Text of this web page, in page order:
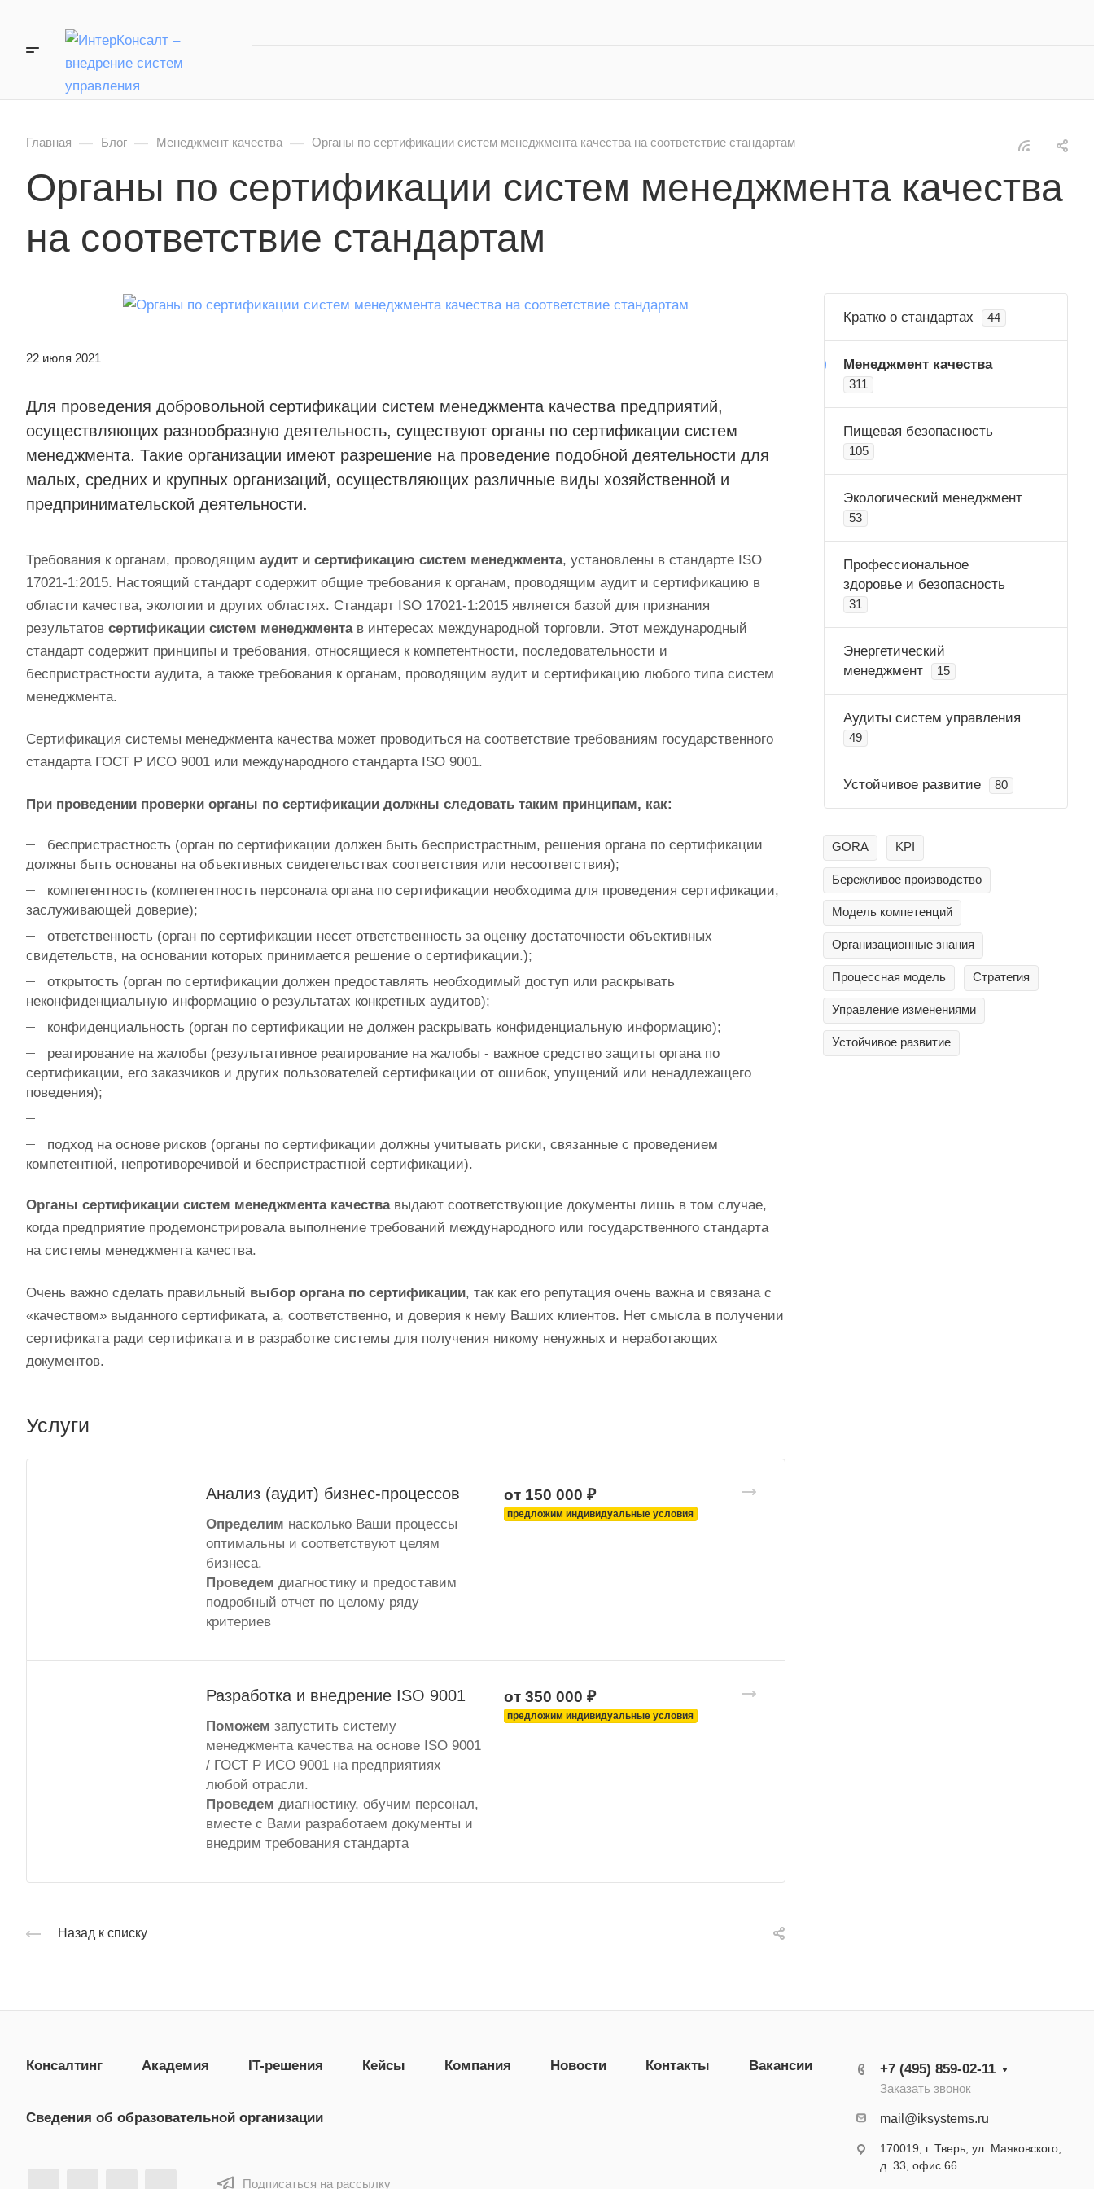
Главная — Блог — Менеджмент качества — Органы по сертификации систем менеджмента качества на соответствие стандартам
Органы по сертификации систем менеджмента качества
на соответствие стандартам
22 июля 2021
Для проведения добровольной сертификации систем менеджмента качества предприятий,
осуществляющих разнообразную деятельность, существуют органы по сертификации систем
менеджмента. Такие организации имеют разрешение на проведение подобной деятельности для
малых, средних и крупных организаций, осуществляющих различные виды хозяйственной и
предпринимательской деятельности.
Требования к органам, проводящим аудит и сертификацию систем менеджмента, установлены в стандарте ISO
17021-1:2015. Настоящий стандарт содержит общие требования к органам, проводящим аудит и сертификацию в
области качества, экологии и других областях. Стандарт ISO 17021-1:2015 является базой для признания
результатов сертификации систем менеджментав интересах международной торговли. Этот международный
стандарт содержит принципы и требования, относящиеся к компетентности, последовательности и
беспристрастности аудита, а также требования к органам, проводящим аудит и сертификацию любого типа систем
менеджмента.
Сертификация системы менеджмента качества может проводиться на соответствие требованиям государственного
стандарта ГОСТ Р ИСО 9001 или международного стандарта ISO 9001.
При проведении проверки органы по сертификации должны следовать таким принципам, как:
беспристрастность (орган по сертификации должен быть беспристрастным, решения органа по сертификации
должны быть основаны на объективных свидетельствах соответствия или несоответствия);
компетентность (компетентность персонала органа по сертификации необходима для проведения сертификации,
заслуживающей доверие);
ответственность (орган по сертификации несет ответственность за оценку достаточности объективных
свидетельств, на основании которых принимается решение о сертификации.);
открытость (орган по сертификации должен предоставлять необходимый доступ или раскрывать
неконфиденциальную информацию о результатах конкретных аудитов);
конфиденциальность (орган по сертификации не должен раскрывать конфиденциальную информацию);
реагирование на жалобы (результативное реагирование на жалобы - важное средство защиты органа по
сертификации, его заказчиков и других пользователей сертификации от ошибок, упущений или ненадлежащего
поведения);
подход на основе рисков (органы по сертификации должны учитывать риски, связанные с проведением
компетентной, непротиворечивой и беспристрастной сертификации).
Органы сертификации систем менеджмента качествавыдают соответствующие документы лишь в том случае,
когда предприятие продемонстрировала выполнение требований международного или государственного стандарта
на системы менеджмента качества.
Очень важно сделать правильный выбор органа по сертификации, так как его репутация очень важна и связана с
«качеством» выданного сертификата, а, соответственно, и доверия к нему Ваших клиентов. Нет смысла в получении
сертификата ради сертификата и в разработке системы для получения никому ненужных и неработающих
документов.
Услуги
Анализ (аудит) бизнес-процессов
Определим насколько Ваши процессы
оптимальны и соответствуют целям
бизнеса.
Проведем диагностику и предоставим
подробный отчет по целому ряду
критериев
от 150 000 ₽
предложим индивидуальные условия
Разработка и внедрение ISO 9001
Поможем запустить систему
менеджмента качества на основе ISO 9001
/ ГОСТ Р ИСО 9001 на предприятиях
любой отрасли.
Проведем диагностику, обучим персонал,
вместе с Вами разработаем документы и
внедрим требования стандарта
от 350 000 ₽
предложим индивидуальные условия
Назад к списку
Кратко о стандартах 44
Менеджмент качества
311
Пищевая безопасность
105
Экологический менеджмент
53
Профессиональное
здоровье и безопасность
31
Энергетический
менеджмент
15
Аудиты систем управления
49
Устойчивое развитие 80
GORA KPI
Бережливое производство
Модель компетенций
Организационные знания
Процессная модель Стратегия
Управление изменениями
Устойчивое развитие
Консалтинг Академия IT-решения Кейсы Компания Новости Контакты Вакансии
Сведения об образовательной организации
Подписаться на рассылку
+7 (495) 859-02-11
Заказать звонок
mail@iksystems.ru
170019, г. Тверь, ул. Маяковского,
д. 33, офис 66